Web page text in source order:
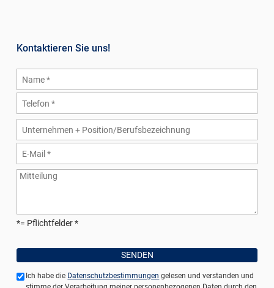
Kontaktieren Sie uns!
*= Pflichtfelder
Ich habe die Datenschutzbestimmungen gelesen und verstanden und